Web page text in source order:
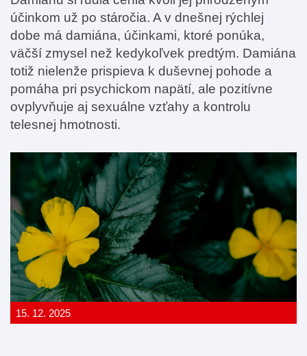
účinkom už po stáročia. A v dnešnej rýchlej
dobe má damiána, účinkami, ktoré ponúka,
väčší zmysel než kedykoľvek predtým. Damiána
totiž nielenže prispieva k duševnej pohode a
pomáha pri psychickom napätí, ale pozitívne
ovplyvňuje aj sexuálne vzťahy a kontrolu
telesnej hmotnosti.
15. 12. 2025